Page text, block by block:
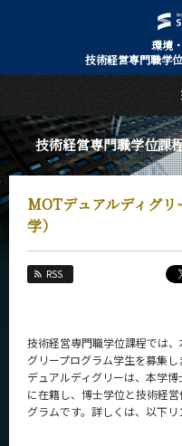
環境
技術経営専門職学
技術経営専門職学位課
MOTデュアルディグ
学）
RSS
技術経営専門職学位課程では
グリープログラム学生を募集し
デュアルディグリーは、本学
に在籍し、博士学位と技術経
グラムです。詳しくは、以下リ
日本語
Top Page
技術経営専門職学位課程
About Us
教育
教員・研究室
Faculty and Laboratories
入学案内
Admissions
技術経営専門職学位課程
News